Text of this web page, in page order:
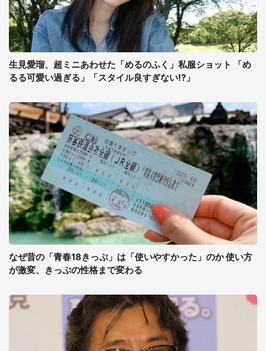
生見愛瑠、超ミニあわせた「めるのふく」私服ショット 「め
るる可愛い過ぎる」「スタイル良すぎない!?」
なぜ昔の「青春18きっぷ」は「使いやすかった」のか 使い方
が激変、きっぷの性格まで変わる